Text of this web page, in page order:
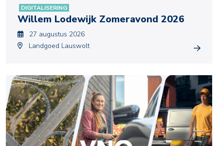
DIGITALISERING
Willem Lodewijk Zomeravond 2026
27 augustus 2026
Landgoed Lauswolt